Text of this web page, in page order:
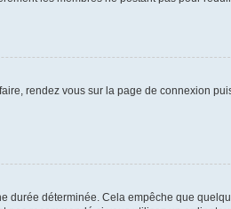
rendez vous sur la page de connexion
déterminée. Cela empêche que